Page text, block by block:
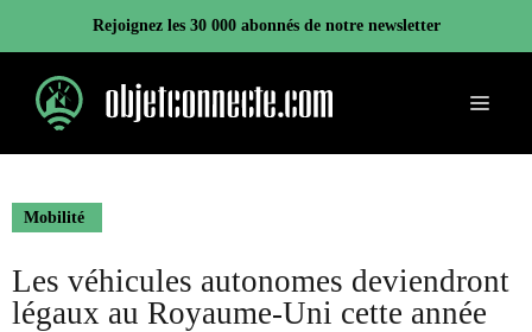
contenu
Rejoignez les 30 000 abonnés de notre newsletter
Menu
Mobilité
Les véhicules autonomes deviendront
légaux au Royaume-Uni cette année